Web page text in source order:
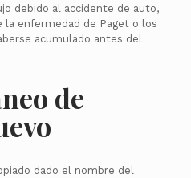
debido al accidente de auto,
enfermedad de Paget o los
acumulado antes del
de
dado el nombre del